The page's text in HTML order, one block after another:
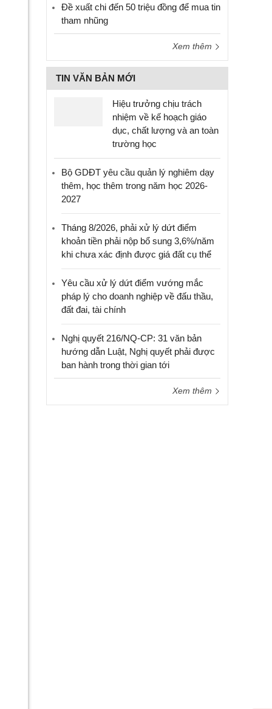
Đề xuất chi đến 50 triệu đồng để mua tin
tham nhũng
Xem thêm
TIN VĂN BẢN MỚI
Hiệu trưởng chịu trách
nhiệm về kế hoạch giáo
dục, chất lượng và an toàn
trường học
Bộ GDĐT yêu cầu quản lý nghiêm dạy
thêm, học thêm trong năm học 2026-
2027
Tháng 8/2026, phải xử lý dứt điểm
khoản tiền phải nộp bổ sung 3,6%/năm
khi chưa xác định được giá đất cụ thể
Yêu cầu xử lý dứt điểm vướng mắc
pháp lý cho doanh nghiệp về đấu thầu,
đất đai, tài chính
Nghị quyết 216/NQ-CP: 31 văn bản
hướng dẫn Luật, Nghị quyết phải được
ban hành trong thời gian tới
Xem thêm